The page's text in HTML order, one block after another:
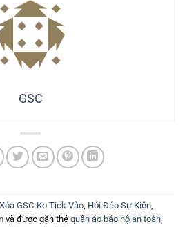
GSC
Xóa GSC-Ko Tick Vào, Hỏi Đáp Sự Kiện,
và được gắn thẻ quần áo bảo hộ an toàn,